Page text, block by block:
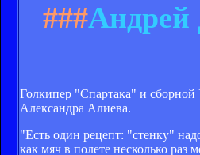
###Андрей
Голкипер "Спартака" и
Александра Алиева.
"Есть один рецепт: "стенку"
как мяч в полете несколько